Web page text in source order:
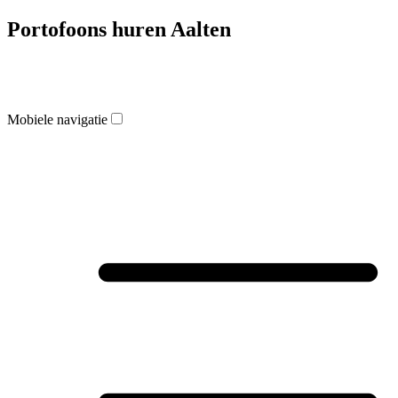
Portofoons huren Aalten
Mobiele navigatie